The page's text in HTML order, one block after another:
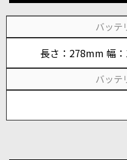
バッテ
長さ：278mm 幅
バッテ